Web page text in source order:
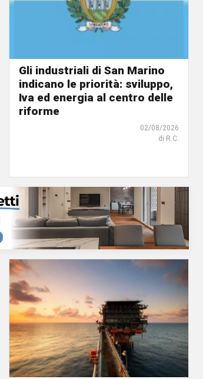
Gli industriali di San Marino
indicano le priorità: sviluppo,
Iva ed energia al centro delle
riforme
02/08/2026
di R.C.